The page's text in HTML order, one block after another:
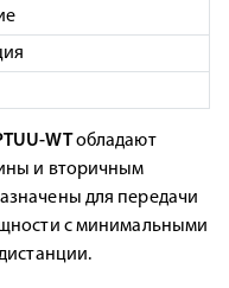
WTобладают
и вторичным
для передачи
с минимальными